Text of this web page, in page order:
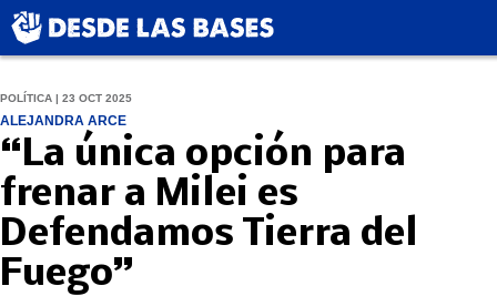
POLÍTICA | 23 OCT 2025
ALEJANDRA ARCE
“La única opción para
frenar a Milei es
Defendamos Tierra del
Fuego”